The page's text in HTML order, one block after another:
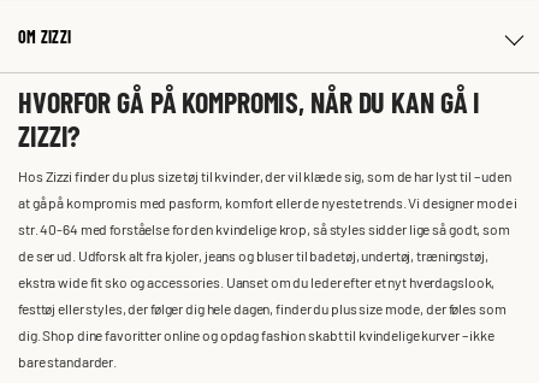
OM ZIZZI
HVORFOR GÅ PÅ KOMPROMIS, NÅR DU KAN GÅ I
ZIZZI?
Hos Zizzi finder du plus size tøj til kvinder, der vil klæde sig, som de har lyst til – uden
at gå på kompromis med pasform, komfort eller de nyeste trends. Vi designer mode i
str. 40-64 med forståelse for den kvindelige krop, så styles sidder lige så godt, som
de ser ud. Udforsk alt fra kjoler, jeans og bluser til badetøj, undertøj, træningstøj,
ekstra wide fit sko og accessories. Uanset om du leder efter et nyt hverdagslook,
festtøj eller styles, der følger dig hele dagen, finder du plus size mode, der føles som
dig. Shop dine favoritter online og opdag fashion skabt til kvindelige kurver – ikke
bare standarder.